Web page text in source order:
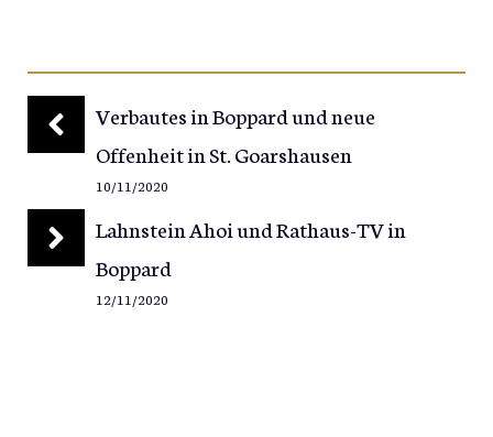
Verbautes in Boppard und neue
Offenheit in St. Goarshausen
10/11/2020
Lahnstein Ahoi und Rathaus-TV in
Boppard
12/11/2020